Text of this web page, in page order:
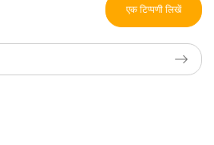
एक टिप्पणी लिखें